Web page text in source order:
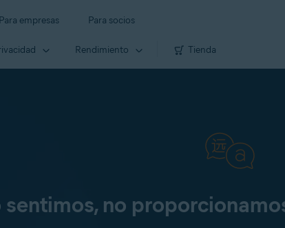
Para empresas Para socios
Rendimiento Tienda
sentimos, no